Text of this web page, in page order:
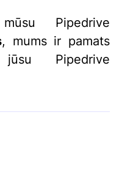
Pipedrive
, mums ir pamats
Pipedrive